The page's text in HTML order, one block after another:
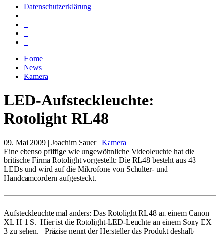
Datenschutzerklärung
Home
News
Kamera
LED-Aufsteckleuchte:
Rotolight RL48
09. Mai 2009 | Joachim Sauer | Kamera
Eine ebenso pfiffige wie ungewöhnliche Videoleuchte hat die
britische Firma Rotolight vorgestellt: Die RL48 besteht aus 48
LEDs und wird auf die Mikrofone von Schulter- und
Handcamcordern aufgesteckt.
Aufsteckleuchte mal anders: Das Rotolight RL48 an einem Canon
XL H 1 S. Hier ist die Rotolight-LED-Leuchte an einem Sony EX
3 zu sehen. Präzise nennt der Hersteller das Produkt deshalb